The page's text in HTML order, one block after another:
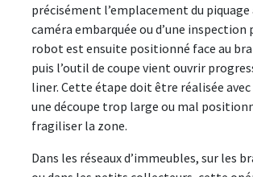
précisément l’emplacement du piquage
caméra embarquée ou d’une inspection
robot est ensuite positionné face au
puis l’outil de coupe vient ouvrir
liner. Cette étape doit être réalisée
une découpe trop large ou mal
fragiliser la zone.
Dans les réseaux d’immeubles, sur les